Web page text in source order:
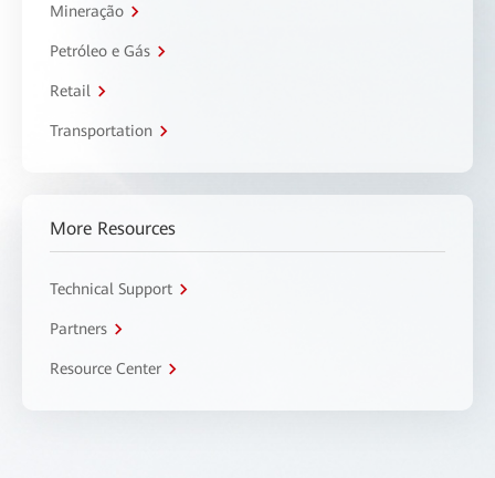
Mineração
Petróleo e Gás
Retail
Transportation
More Resources
Technical Support
Partners
Resource Center